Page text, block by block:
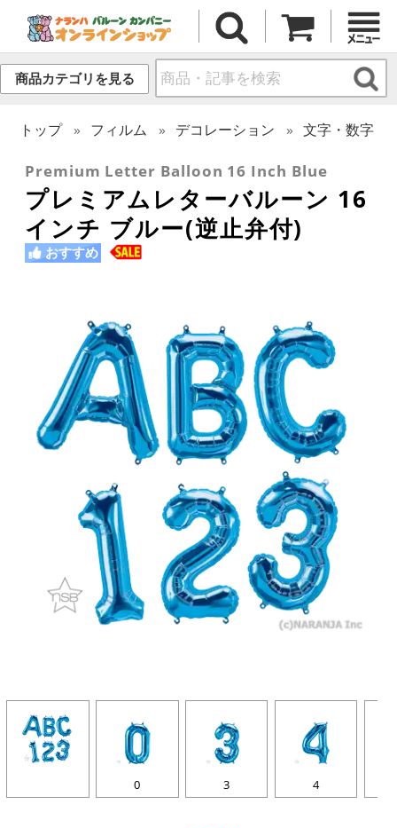
商品カテゴリを見る
トップ フィルム デコレーション 文字・数字
Premium Letter Balloon 16 Inch Blue
プレミアムレターバルーン 16
インチ ブルー(逆止弁付)
おすすめ
0 3 4